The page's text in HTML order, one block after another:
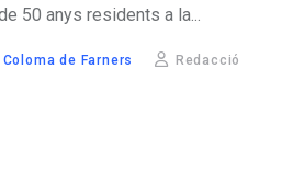
50 anys residents a la...
de Farners Redacció